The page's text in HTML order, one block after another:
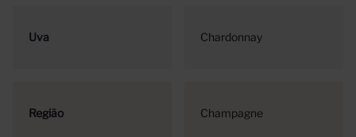
Uva Chardonnay
Região Champagne